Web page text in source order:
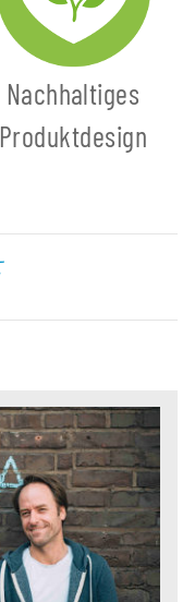
Nachhaltiges
Produktdesign